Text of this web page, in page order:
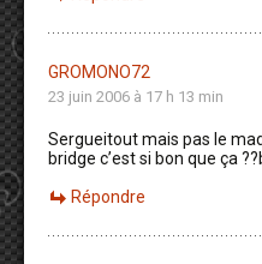
GROMONO72
23 juin 2006 à 17 h 13 min
Sergueitout mais pas le
bridge c’est si bon que ça
Répondre